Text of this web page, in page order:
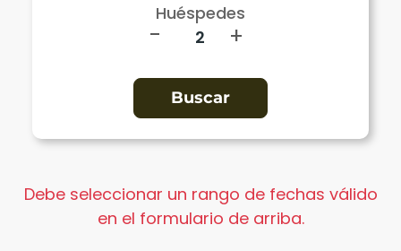
Huéspedes
- +
Debe seleccionar un rango de fechas válido
en el formulario de arriba.